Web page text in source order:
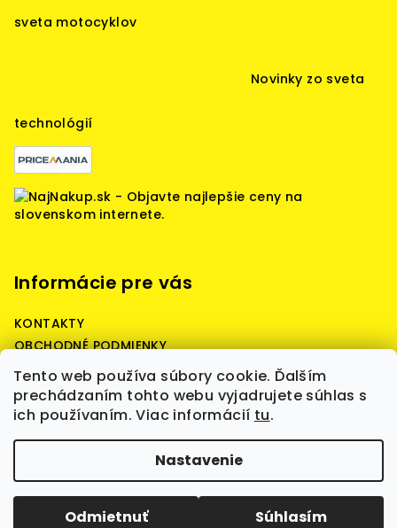
Tento web používa súbory cookie. Ďalším
prechádzaním tohto webu vyjadrujete súhlas s
ich používaním. Viac informácií tu.
Nastavenie
Odmietnuť Súhlasím
sveta motocyklov
Novinky zo sveta
technológií
Informácie pre vás
KONTAKTY
OBCHODNÉ PODMIENKY
Reklamačné podmienky
Podmienky ochrany osobných údajov
Copyright 2026Battery Predaj - battery quality,
štartovacie, prístrojové, záložné batérie,
skladom, kvalita a spoľahlivosť.. Všetky práva
vyhradené.Upraviť nastavenie cookies